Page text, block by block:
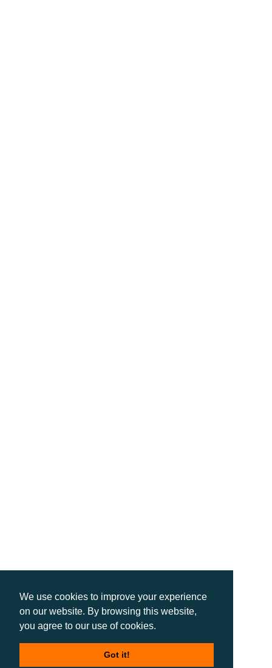
We use cookies to improve your experience
on our website. By browsing this website,
you agree to our use of cookies.
Got it!